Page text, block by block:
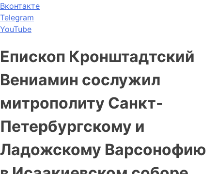
Вконтакте
Telegram
YouTube
Епископ Кронштадтский
Вениамин сослужил
митрополиту Санкт-
Петербургскому и
Ладожскому Варсонофию